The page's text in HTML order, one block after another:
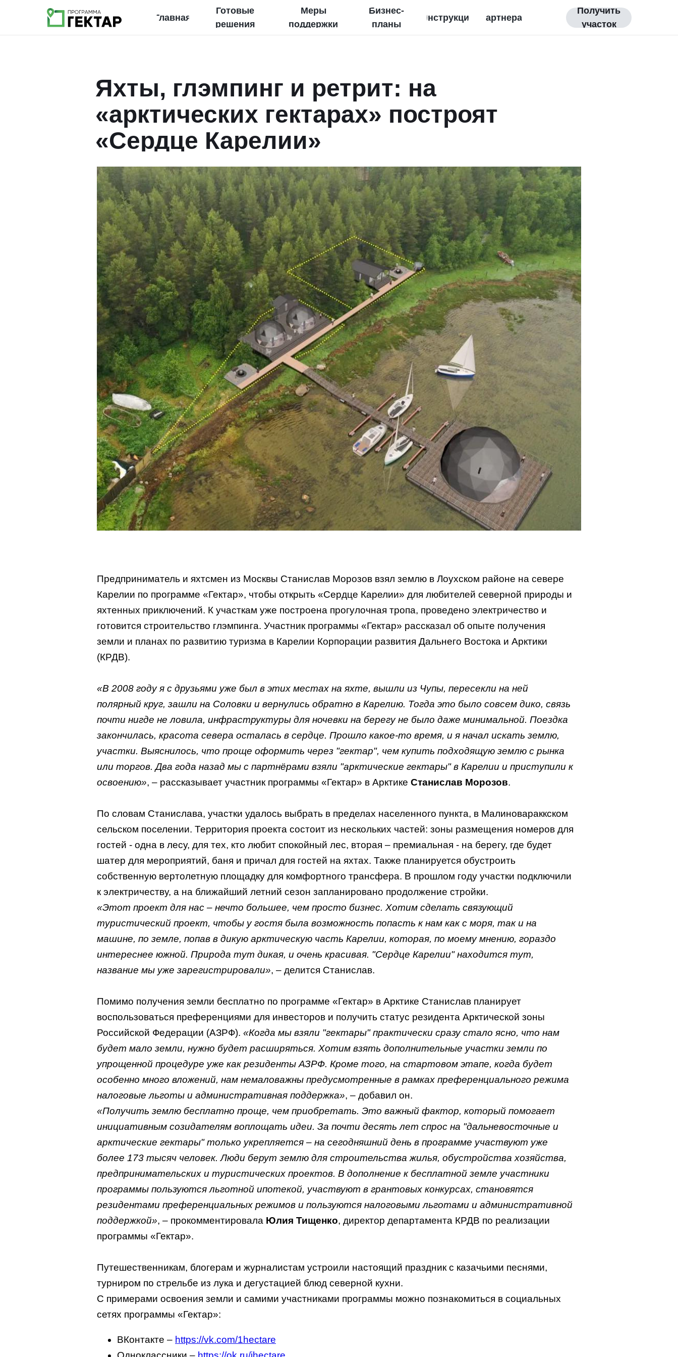
Главная
Меры
поддержки
Готовые
решения
Партнерам
Бизнес-
планы
Инструкции
Получить
участок
Яхты, глэмпинг и ретрит: на
«арктических гектарах» построят
«Сердце Карелии»
Предприниматель и яхтсмен из Москвы Станислав Морозов взял землю в Лоухском районе на севере
Карелии по программе «Гектар», чтобы открыть «Сердце Карелии» для любителей северной природы и
яхтенных приключений. К участкам уже построена прогулочная тропа, проведено электричество и
готовится строительство глэмпинга. Участник программы «Гектар» рассказал об опыте получения
земли и планах по развитию туризма в Карелии Корпорации развития Дальнего Востока и Арктики
(КРДВ).
«В 2008 году я с друзьями уже был в этих местах на яхте, вышли из Чупы, пересекли на ней
полярный круг, зашли на Соловки и вернулись обратно в Карелию. Тогда это было совсем дико, связь
почти нигде не ловила, инфраструктуры для ночевки на берегу не было даже минимальной. Поездка
закончилась, красота севера осталась в сердце. Прошло какое-то время, и я начал искать землю,
участки. Выяснилось, что проще оформить через "гектар", чем купить подходящую землю с рынка
или торгов. Два года назад мы с партнёрами взяли "арктические гектары" в Карелии и приступили к
освоению», – рассказывает участник программы «Гектар» в Арктике Станислав Морозов.
По словам Станислава, участки удалось выбрать в пределах населенного пункта, в Малиновараккском
сельском поселении. Территория проекта состоит из нескольких частей: зоны размещения номеров для
гостей - одна в лесу, для тех, кто любит спокойный лес, вторая – премиальная - на берегу, где будет
шатер для мероприятий, баня и причал для гостей на яхтах. Также планируется обустроить
собственную вертолетную площадку для комфортного трансфера. В прошлом году участки подключили
к электричеству, а на ближайший летний сезон запланировано продолжение стройки.
«Этот проект для нас – нечто большее, чем просто бизнес. Хотим сделать связующий
туристический проект, чтобы у гостя была возможность попасть к нам как с моря, так и на
машине, по земле, попав в дикую арктическую часть Карелии, которая, по моему мнению, гораздо
интереснее южной. Природа тут дикая, и очень красивая. "Сердце Карелии" находится тут,
название мы уже зарегистрировали», – делится Станислав.
Помимо получения земли бесплатно по программе «Гектар» в Арктике Станислав планирует
воспользоваться преференциями для инвесторов и получить статус резидента Арктической зоны
Российской Федерации (АЗРФ). «Когда мы взяли "гектары" практически сразу стало ясно, что нам
будет мало земли, нужно будет расширяться. Хотим взять дополнительные участки земли по
упрощенной процедуре уже как резиденты АЗРФ. Кроме того, на стартовом этапе, когда будет
особенно много вложений, нам немаловажны предусмотренные в рамках преференциального режима
налоговые льготы и административная поддержка», – добавил он.
«Получить землю бесплатно проще, чем приобретать. Это важный фактор, который помогает
инициативным созидателям воплощать идеи. За почти десять лет спрос на "дальневосточные и
арктические гектары" только укрепляется – на сегодняшний день в программе участвуют уже
более 173 тысяч человек. Люди берут землю для строительства жилья, обустройства хозяйства,
предпринимательских и туристических проектов. В дополнение к бесплатной земле участники
программы пользуются льготной ипотекой, участвуют в грантовых конкурсах, становятся
резидентами преференциальных режимов и пользуются налоговыми льготами и административной
поддержкой», – прокомментировала Юлия Тищенко, директор департамента КРДВ по реализации
программы «Гектар».
Путешественникам, блогерам и журналистам устроили настоящий праздник с казачьими песнями,
турниром по стрельбе из лука и дегустацией блюд северной кухни.
С примерами освоения земли и самими участниками программы можно познакомиться в социальных
сетях программы «Гектар»:
ВКонтакте – https://vk.com/1hectare